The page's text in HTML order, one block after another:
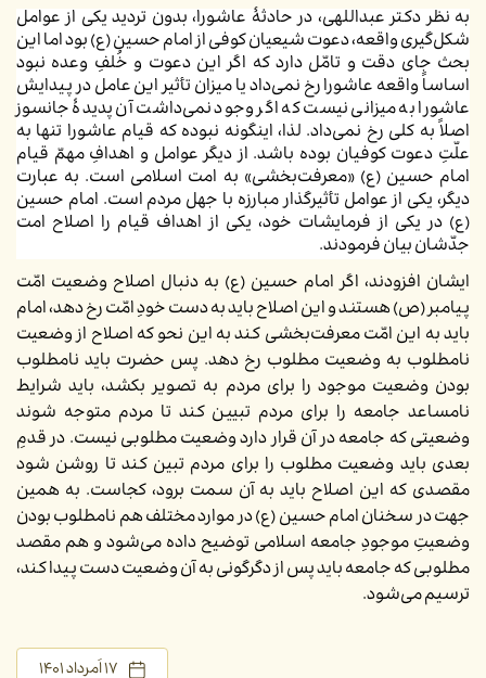
به نظر دکتر عبداللهی، در حادثۀ عاشورا، بدون تردید یکی از عوامل
شکل‌گیری واقعه، دعوت شیعیان کوفی از امام حسین (ع) بود اما این
بحث جای دقت و تامّل دارد که اگر این دعوت و خُلفِ وعده نبود
اساساً واقعه عاشورا رخ نمی‌داد یا میزان تأثیر این عامل در پیدایش
عاشورا به میزانی نیست که اگر وجود نمی‌داشت آن پدیدۀ جانسوز
اصلاً به کلی رخ نمی‌داد. لذا، اینگونه نبوده که قیام عاشورا تنها به
علّتِ دعوت کوفیان بوده باشد. از دیگر عوامل و اهدافِ مهمّ قیام
امام حسین (ع) «معرفت‌بخشی» به امت اسلامی است. به عبارت
دیگر، یکی از عوامل تأثیرگذار مبارزه با جهل مردم است. امام حسین
(ع) در یکی از فرمایشات خود، یکی از اهداف قیام را اصلاح امت
جدّشان بیان فرمودند.
ایشان افزودند، اگر امام حسین (ع) به دنبال اصلاح وضعیت امّت
پیامبر (ص) هستند و این اصلاح باید به دست خودِ امّت رخ دهد، امام
باید به این امّت معرفت‌بخشی کند به این نحو که اصلاح از وضعیت
نامطلوب به وضعیت مطلوب رخ دهد. پس حضرت باید نامطلوب
بودن وضعیت موجود را برای مردم به تصویر بکشد، باید شرایط
نامساعد جامعه را برای مردم تبیین کند تا مردم متوجه شوند
وضعیتی که جامعه در آن قرار دارد وضعیت مطلوبی نیست. در قدمِ
بعدی باید وضعیت مطلوب را برای مردم تبین کند تا روشن شود
مقصدی که این اصلاح باید به آن سمت برود، کجاست. به همین
جهت در سخنان امام حسین (ع) در موارد مختلف هم نامطلوب بودن
وضعیتِ موجودِ جامعه اسلامی توضیح داده می‌شود و هم مقصد
مطلوبی که جامعه باید پس از دگرگونی به آن وضعیت دست پیدا کند،
ترسیم می‌شود.
۱۷ اَمرداد ۱۴۰۱